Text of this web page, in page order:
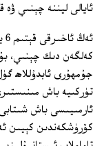
ئايالى ليننە چېنىي
كەلگەن دىك چېنىي، بۇ
جۇمھۇرى ئابدۇللاھ
تۈركىيە باش
ئارمىيىسى باش